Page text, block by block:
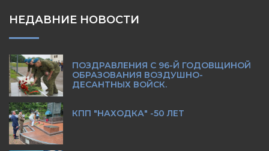
НЕДАВНИЕ НОВОСТИ
ПОЗДРАВЛЕНИЯ С 96-Й ГОДОВЩИНОЙ
ОБРАЗОВАНИЯ ВОЗДУШНО-
ДЕСАНТНЫХ ВОЙСК.
КПП "НАХОДКА" -50 ЛЕТ